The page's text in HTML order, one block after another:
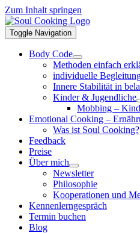
Zum Inhalt springen
Toggle Navigation
Body Code
Methoden einfach
individuelle
Innere Stabilität in
Kinder & Jugendliche
Mobbing –
Emotional Cooking –
Was ist Soul Cooking?
Feedback
Preise
Über mich
Newsletter
Philosophie
Kooperationen und
Kennenlerngespräch
Termin buchen
Blog